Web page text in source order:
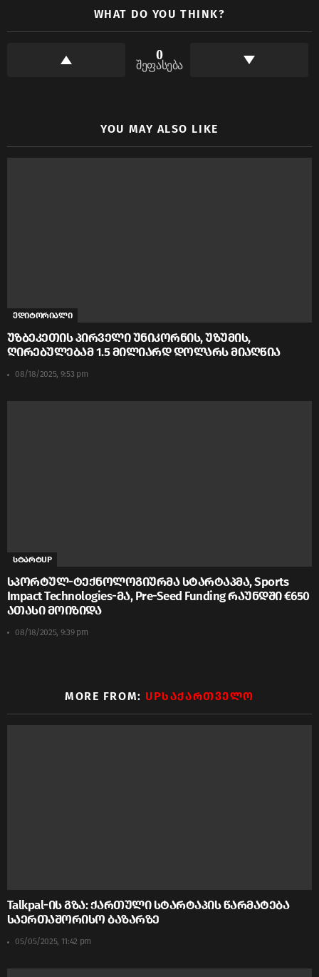
WHAT DO YOU THINK?
0
შეფასება
YOU MAY ALSO LIKE
ედიტორიალი
უზბეკეთის პირველი უნიკორნის, უზუმის,
ღირებულებამ 1.5 მილიარდ დოლარს მიაღწია
08/18/2025, 9:53 pm
სტარტUP
სპორტულ-ტექნოლოგიურმა სტარტაპმა, Sports
Impact Technologies-მა, Pre-Seed Funding რაუნდში €650
ათასი მოიზიდა
08/18/2025, 9:39 pm
MORE FROM: UPᲡᲐᲥᲐᲠᲗᲕᲔᲚᲝ
Talkpal-ის გზა: ქართული სტარტაპის წარმატება
საერთაშორისო ბაზარზე
05/05/2025, 11:42 pm